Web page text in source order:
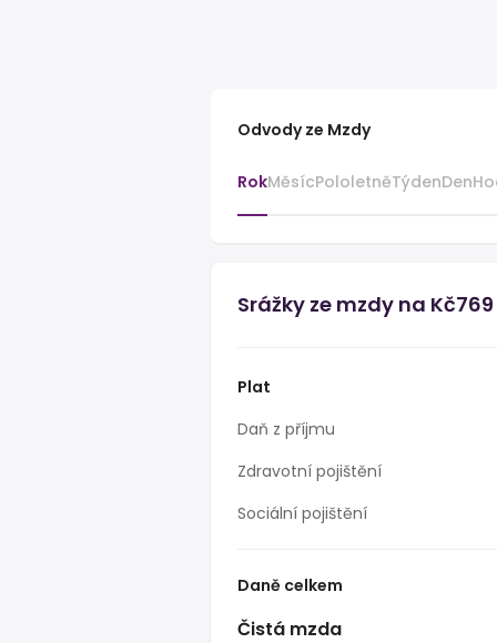
Odvody ze Mzdy
RokMěsícPololetněTýdenDen
Srážky ze mzdy na
Plat
Daň z příjmu
Zdravotní pojištění
Sociální pojištění
Daně celkem
Čistá mzda